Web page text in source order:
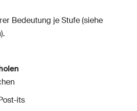
Bedeutung je Stufe (siehe
its